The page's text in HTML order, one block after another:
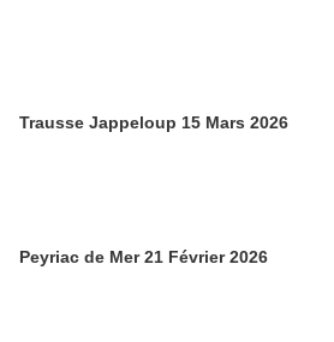
Trausse Jappeloup 15 Mars 2026
Peyriac de Mer 21 Février 2026